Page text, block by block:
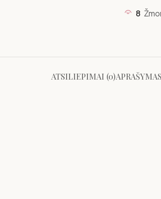
8
ATSILIEPIMAI (0)APRAŠYMAS